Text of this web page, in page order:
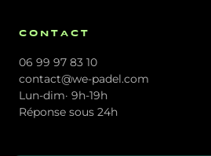
CONTACT
06 99 97 83 10
contact@we-padel.com
Lun-dim· 9h-19h
Réponse sous 24h